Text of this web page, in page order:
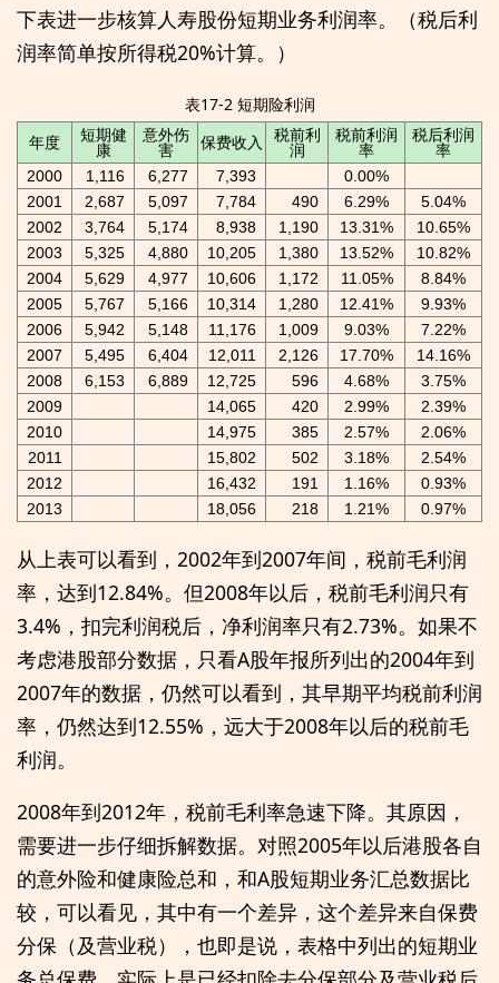
下表进一步核算人寿股份短期业务利润率。（税后利
润率简单按所得税20%计算。）
表17-2 短期险利润
年度
短期健
康
意外伤
害 保费收入 税前利
润
税前利润
率
税后利润
率
2000 1,116 6,277 7,393
0.00%
2001
2,687 5,097 7,784 490 6.29%
5.04%
2002
3,764 5,174 8,938 1,190 13.31%
10.65%
2003
5,325 4,880 10,205 1,380 13.52%
10.82%
2004
5,629 4,977 10,606 1,172 11.05%
8.84%
2005
5,767 5,166 10,314 1,280 12.41%
9.93%
2006
5,942 5,148 11,176 1,009 9.03%
7.22%
2007
5,495 6,404 12,011 2,126 17.70%
14.16%
2008
6,153 6,889 12,725 596 4.68%
3.75%
2009
14,065 420 2.99%
2.39%
2010
14,975 385 2.57%
2.06%
2011
15,802 502 3.18%
2.54%
2012
16,432 191 1.16%
0.93%
2013
18,056 218 1.21% 0.97%
从上表可以看到，2002年到2007年间，税前毛利润
率，达到12.84%。但2008年以后，税前毛利润只有
3.4%，扣完利润税后，净利润率只有2.73%。如果不
考虑港股部分数据，只看A股年报所列出的2004年到
2007年的数据，仍然可以看到，其早期平均税前利润
率，仍然达到12.55%，远大于2008年以后的税前毛
利润。
2008年到2012年，税前毛利率急速下降。其原因，
需要进一步仔细拆解数据。对照2005年以后港股各自
的意外险和健康险总和，和A股短期业务汇总数据比
较，可以看见，其中有一个差异，这个差异来自保费
分保（及营业税），也即是说，表格中列出的短期业